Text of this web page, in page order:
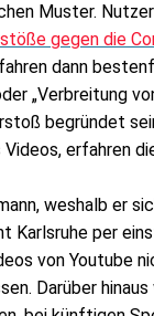
Muster.
gegen die
dann
„Verbreitung
begründet
erfahren
weshalb er
Karlsruhe per
von Youtube
Darüber